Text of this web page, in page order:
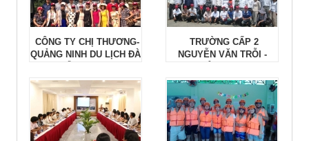
CÔNG TY CHỊ THƯƠNG-
QUẢNG NINH DU LỊCH ĐÀ
TRƯỜNG CẤP 2
NGUYỄN VĂN TRỖI -